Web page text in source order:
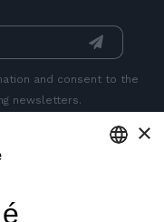
and consent to the
newsletters.
×